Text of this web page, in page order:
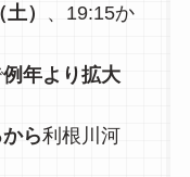
）
、19:15か
例年より拡大
ら利根川河